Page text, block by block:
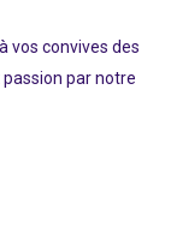
vos convives des
par notre